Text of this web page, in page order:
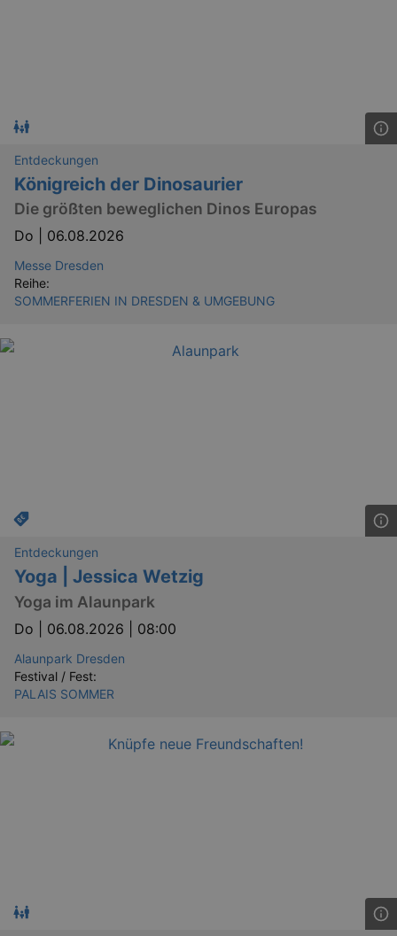
Entdeckungen
Königreich der Dinosaurier
Die größten beweglichen Dinos Europas
Do | 06.08.2026
Messe Dresden
Reihe:
SOMMERFERIEN IN DRESDEN & UMGEBUNG
Entdeckungen
Yoga | Jessica Wetzig
Yoga im Alaunpark
Do | 06.08.2026 | 08:00
Alaunpark Dresden
Festival / Fest:
PALAIS SOMMER